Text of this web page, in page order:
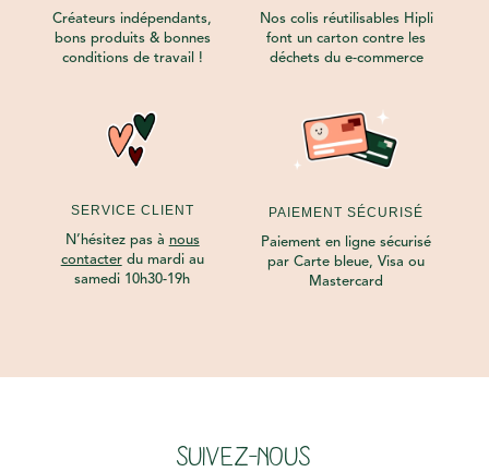
Créateurs indépendants,
bons produits & bonnes
conditions de travail !
Nos colis réutilisables Hipli
font un carton contre les
déchets du e-commerce
SERVICE CLIENT
N’hésitez pas à nous
contacterdu mardi au
samedi 10h30-19h
PAIEMENT SÉCURISÉ
Paiement en ligne sécurisé
par Carte bleue, Visa ou
Mastercard
SUIVEZ-NOUS